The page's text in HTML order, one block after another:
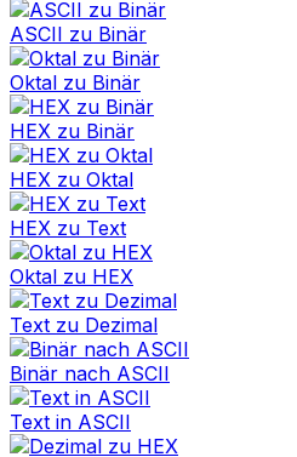
ASCII zu Binär
Oktal zu Binär
HEX zu Binär
HEX zu Oktal
HEX zu Text
Oktal zu HEX
Text zu Dezimal
Binär nach ASCII
Text in ASCII